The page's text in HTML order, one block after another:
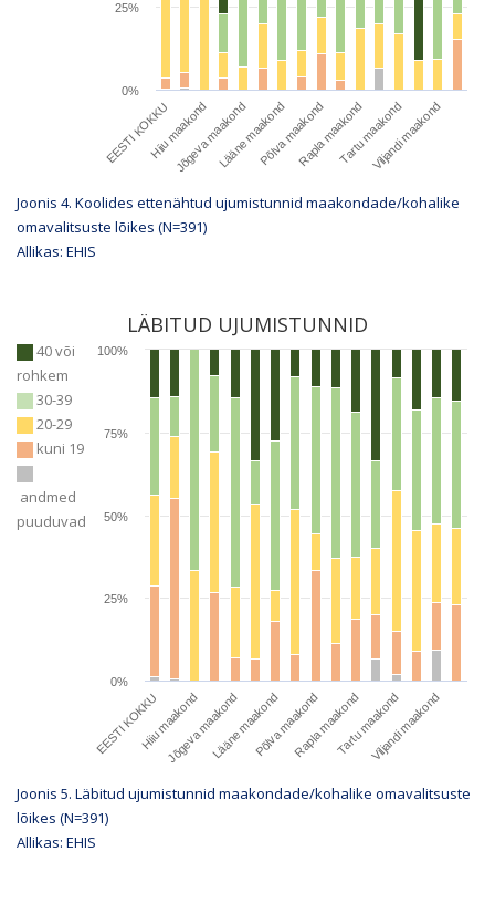
EESTI KOKKUHiiu maakond
Jõgeva maakondLääne maakondPõlva maakondRapla maakondTartu maakondViljandi maakond
0%
25%
Joonis 4. Koolides ettenähtud ujumistunnid maakondade/kohalike
omavalitsuste lõikes (N=391)
Allikas: EHIS
LÄBITUD UJUMISTUNNID
40 või
rohkem
30-39
20-29
kuni 19
andmed
puuduvad
EESTI KOKKUHiiu maakond
Jõgeva maakondLääne maakondPõlva maakondRapla maakondTartu maakondViljandi maakond
0%
100%
25%
50%
75%
Joonis 5. Läbitud ujumistunnid maakondade/kohalike omavalitsuste
lõikes (N=391)
Allikas: EHIS